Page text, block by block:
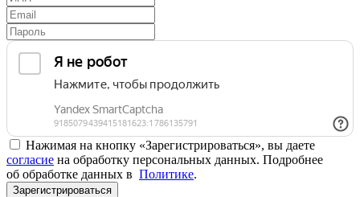
Нажимая на кнопку «Зарегистрироваться», вы даете
согласие на обработку персональных данных. Подробнее
об обработке данных в Политике.
Зарегистрироваться